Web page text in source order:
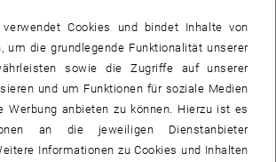
Cookies und bindet Inhalte von
um die grundlegende Funktionalität unserer
sowie die Zugriffe auf unserer
und um Funktionen für soziale Medien
Werbung anbieten zu können. Hierzu ist es
an die jeweiligen Dienstanbieter
Informationen zu Cookies und Inhalten